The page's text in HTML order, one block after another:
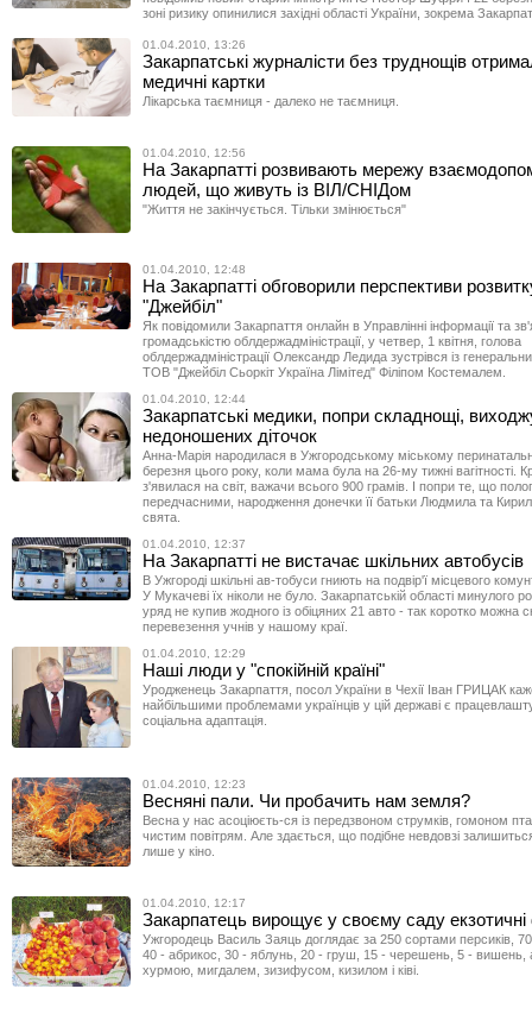
зоні ризику опинилися західні області України, зокрема
01.04.2010, 13:26
Закарпатські журналісти без труднощів
медичні картки
Лікарська таємниця - далеко не таємниця.
01.04.2010, 12:56
На Закарпатті розвивають мережу
людей, що живуть із ВІЛ/СНІДом
"Життя не закінчується. Тільки змінюється"
01.04.2010, 12:48
На Закарпатті обговорили перспективи
"Джейбіл"
Як повідомили Закарпаття онлайн в Управлінні інформації та
громадськістю облдержадміністрації, у четвер, 1 квітня, голова
облдержадміністрації Олександр Ледида зустрівся із
ТОВ "Джейбіл Сьоркіт Україна Лімітед" Філіпом Костемалем.
01.04.2010, 12:44
Закарпатські медики, попри складнощі,
недоношених діточок
Анна-Марія народилася в Ужгородському міському
березня цього року, коли мама була на 26-му тижні вагітності.
з'явилася на світ, важачи всього 900 грамів. І попри те, що
передчасними, народження донечки її батьки Людмила та
свята.
01.04.2010, 12:37
На Закарпатті не вистачає шкільних автобусів
В Ужгороді шкільні ав-тобуси гниють на подвір'ї місцевого
У Мукачеві їх ніколи не було. Закарпатській області минулого
уряд не купив жодного із обіцяних 21 авто - так коротко можна
перевезення учнів у нашому краї.
01.04.2010, 12:29
Наші люди у "спокійній країні"
Уродженець Закарпаття, посол України в Чехії Іван ГРИЦАК
найбільшими проблемами українців у цій державі є
соціальна адаптація.
01.04.2010, 12:23
Весняні пали. Чи пробачить нам земля?
Весна у нас асоціюєть-ся із передзвоном струмків, гомоном
чистим повітрям. Але здається, що подібне невдовзі
лише у кіно.
01.04.2010, 12:17
Закарпатець вирощує у своєму саду
Ужгородець Василь Заяць доглядає за 250 сортами персиків,
40 - абрикос, 30 - яблунь, 20 - груш, 15 - черешень, 5 - вишень,
хурмою, мигдалем, зизифусом, кизилом і ківі.